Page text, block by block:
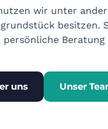
wir unter
besitzen.
persönliche
uns Unser